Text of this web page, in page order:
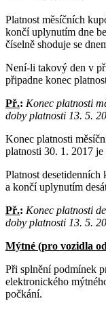
Platnost měsíčních
končí uplynutím dne
číselně shoduje se
Není-li takový den v
připadne konec
Př.: Konec platnosti
doby platnosti 13. 5.
Konec platnosti
platnosti 30. 1. 2017
Platnost
a končí uplynutím
Př.: Konec platnosti
doby platnosti 13. 5.
Mýtné (pro vozidla
Při splnění podmínek
elektronického
počkání.